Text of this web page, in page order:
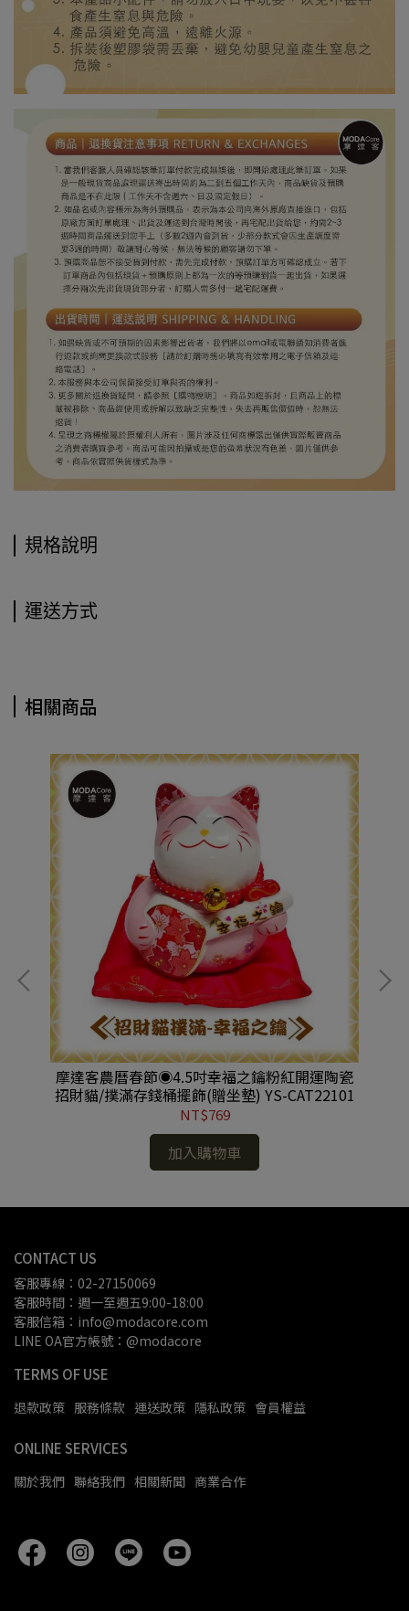
規格說明
運送方式
相關商品
摩達客農曆春節◉4.5吋幸福之鑰粉紅開運陶瓷
招財貓/撲滿存錢桶擺飾(贈坐墊) YS-CAT22101
NT$769
加入購物車
CONTACT US
客服專線：02-27150069
客服時間：週一至週五9:00-18:00
客服信箱：info@modacore.com
LINE OA官方帳號：@modacore
TERMS OF USE
退款政策 服務條款 運送政策 隱私政策 會員權益
ONLINE SERVICES
關於我們 聯絡我們 相關新聞 商業合作